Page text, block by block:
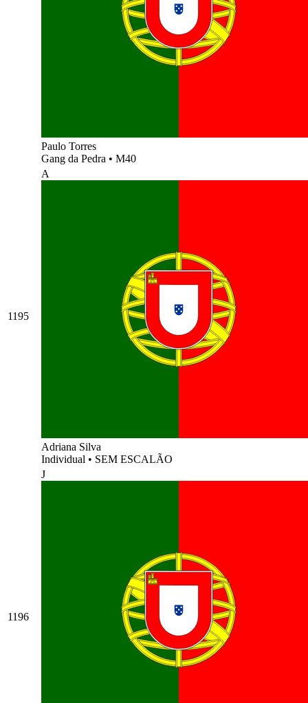
Paulo Torres
Gang da Pedra • M40
1195
A
Adriana Silva
Individual • SEM ESCALÃO
1196
J